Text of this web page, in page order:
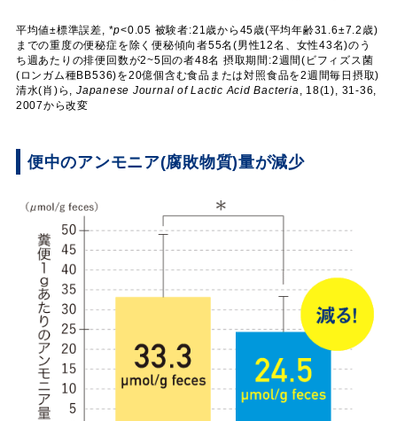
平均値±標準誤差, *p<0.05 被験者:21歳から45歳(平均年齢31.6±7.2歳)
までの重度の便秘症を除く便秘傾向者55名(男性12名、女性43名)のう
ち週あたりの排便回数が2~5回の者48名 摂取期間:2週間(ビフィズス菌
(ロンガム種BB536)を20億個含む食品または対照食品を2週間毎日摂取)
清水(肖)ら,Japanese Journal of Lactic Acid Bacteria, 18(1), 31-36,
2007から改変
便中のアンモニア(腐敗物質)量が減少